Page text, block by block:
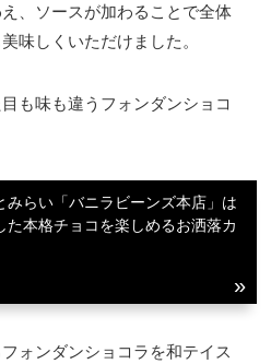
、ソースが加わることで全体
味しくいただけました。
も味も違うフォンダンショコ
みらい「バニラビーンズ本店」は
た本格チョコを楽しめるお洒落カ
ォンダンショコラを和テイス